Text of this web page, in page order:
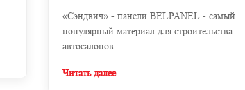
«Сэндвич» - панели BELPANEL - самый
популярный материал для строительства
автосалонов.
Читать далее